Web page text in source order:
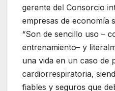
gerente del Consorcio
empresas de economía
“Son de sencillo uso –
entrenamiento– y
una vida en un caso de
cardiorrespiratoria,
fiables y seguros que